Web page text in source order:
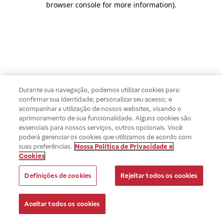
browser console for more information).
Durante sua navegação, podemos utilizar cookies para:
confirmar sua identidade; personalizar seu acesso; e
acompanhar a utilização de nossos websites, visando o
aprimoramento de sua funcionalidade. Alguns cookies são
essenciais para nossos serviços, outros opcionais. Você
poderá gerenciar os cookies que utilizamos de acordo com
suas preferências. Nossa Política de Privacidade e
Cookies
Definições de cookies Rejeitar todos os cookies
Aceitar todos os cookies